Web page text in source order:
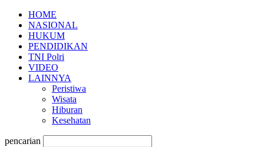
HOME
NASIONAL
HUKUM
PENDIDIKAN
TNI Polri
VIDEO
LAINNYA
Peristiwa
Wisata
Hiburan
Kesehatan
pencarian